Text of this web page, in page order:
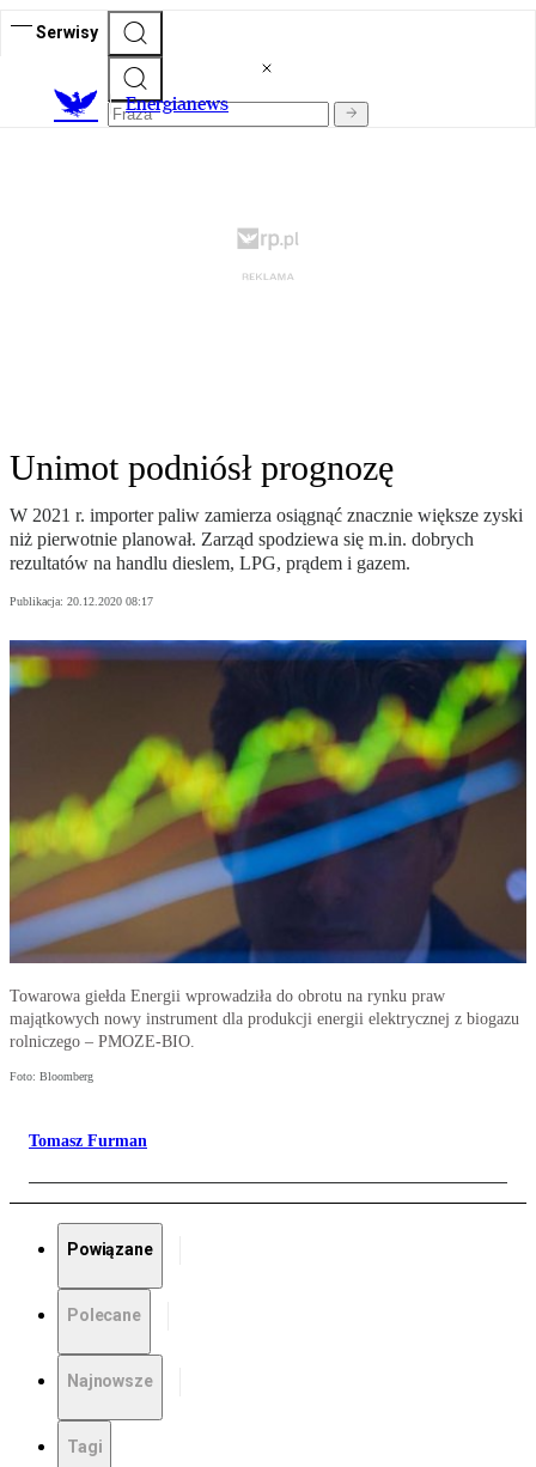
Serwisy
Energianews
Unimot podniósł prognozę
W 2021 r. importer paliw zamierza osiągnąć znacznie większe zyski
niż pierwotnie planował. Zarząd spodziewa się m.in. dobrych
rezultatów na handlu dieslem, LPG, prądem i gazem.
Publikacja: 20.12.2020 08:17
Towarowa giełda Energii wprowadziła do obrotu na rynku praw
majątkowych nowy instrument dla produkcji energii elektrycznej z biogazu
rolniczego – PMOZE-BIO.
Foto: Bloomberg
Tomasz Furman
Powiązane
Polecane
Najnowsze
Tagi